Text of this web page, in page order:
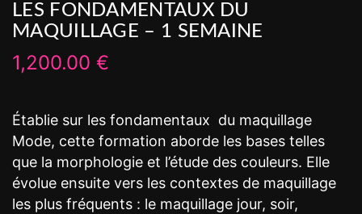
LES FONDAMENTAUX DU
MAQUILLAGE – 1 SEMAINE
1,200.00 €
Établie sur les fondamentaux du maquillage
Mode, cette formation aborde les bases telles
que la morphologie et l’étude des couleurs. Elle
évolue ensuite vers les contextes de maquillage
les plus fréquents : le maquillage jour, soir,